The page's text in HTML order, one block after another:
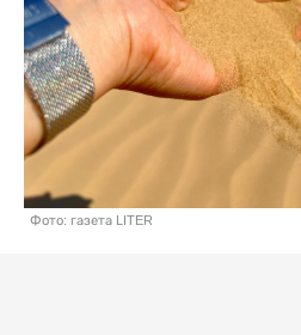
Фото: газета LITER